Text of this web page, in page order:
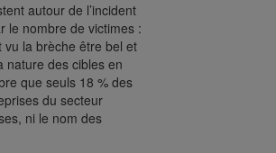
autour de l’incident
le nombre de victimes :
vu la brèche être bel et
nature des cibles en
que seuls 18 % des
du secteur
ni le nom des